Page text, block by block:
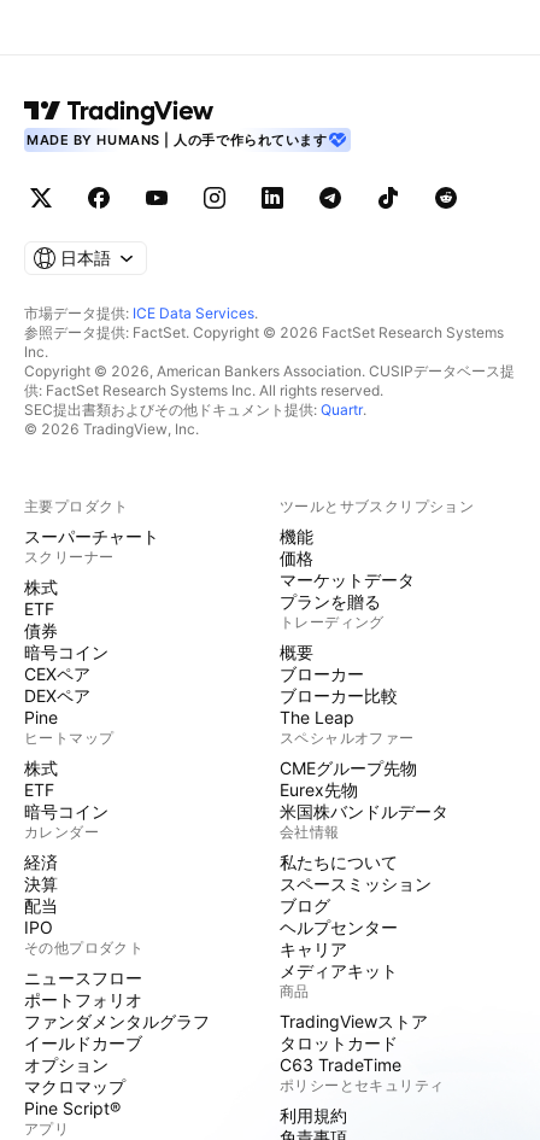
MADE BY HUMANS | 人の手で作られています
日本語
市場データ提供: ICE Data Services.
参照データ提供: FactSet. Copyright © 2026 FactSet Research Systems
Inc.
Copyright © 2026, American Bankers Association. CUSIPデータベース提
供: FactSet Research Systems Inc. All rights reserved.
SEC提出書類およびその他ドキュメント提供: Quartr.
© 2026 TradingView, Inc.
主要プロダクト
スーパーチャート
スクリーナー
株式
ETF
債券
暗号コイン
CEXペア
DEXペア
Pine
ヒートマップ
株式
ETF
暗号コイン
カレンダー
経済
決算
配当
IPO
その他プロダクト
ニュースフロー
ポートフォリオ
ファンダメンタルグラフ
イールドカーブ
オプション
マクロマップ
Pine Script®
アプリ
ツールとサブスクリプション
機能
価格
マーケットデータ
プランを贈る
トレーディング
概要
ブローカー
ブローカー比較
The Leap
スペシャルオファー
CMEグループ先物
Eurex先物
米国株バンドルデータ
会社情報
私たちについて
スペースミッション
ブログ
ヘルプセンター
キャリア
メディアキット
商品
TradingViewストア
タロットカード
C63 TradeTime
ポリシーとセキュリティ
利用規約